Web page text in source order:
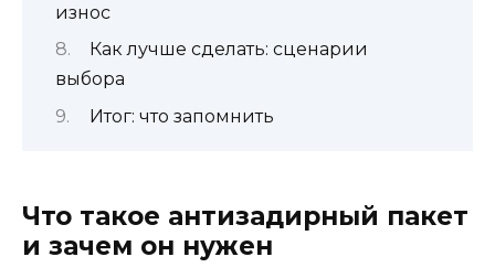
износ
Как лучше сделать: сценарии
выбора
Итог: что запомнить
Что такое антизадирный пакет
и зачем он нужен